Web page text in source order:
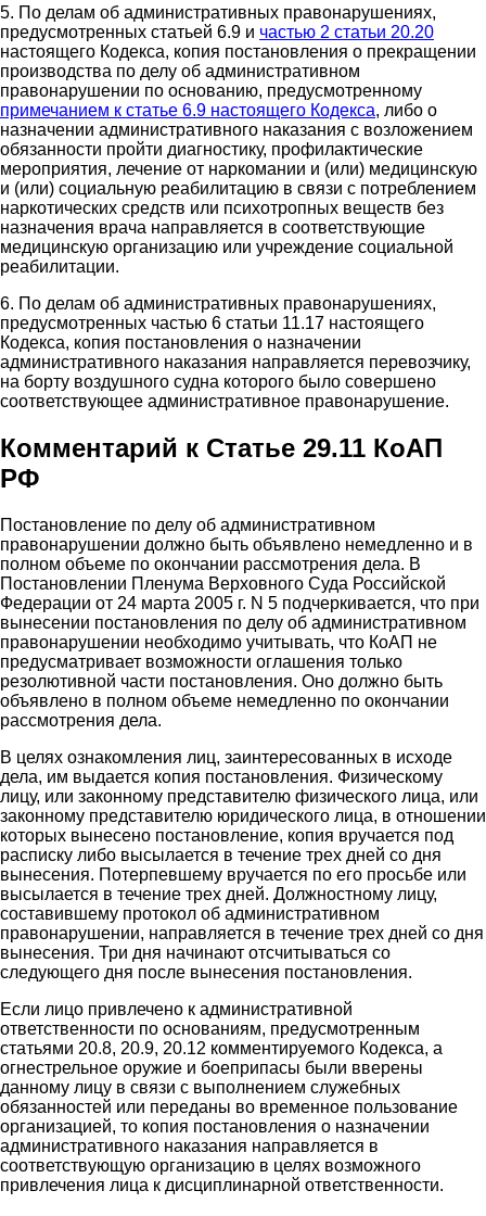
5. По делам об административных правонарушениях,
предусмотренных статьей 6.9 и частью 2 статьи 20.20
настоящего Кодекса, копия постановления о прекращении
производства по делу об административном
правонарушении по основанию, предусмотренному
примечанием к статье 6.9 настоящего Кодекса, либо о
назначении административного наказания с возложением
обязанности пройти диагностику, профилактические
мероприятия, лечение от наркомании и (или) медицинскую
и (или) социальную реабилитацию в связи с потреблением
наркотических средств или психотропных веществ без
назначения врача направляется в соответствующие
медицинскую организацию или учреждение социальной
реабилитации.
6. По делам об административных правонарушениях,
предусмотренных частью 6 статьи 11.17 настоящего
Кодекса, копия постановления о назначении
административного наказания направляется перевозчику,
на борту воздушного судна которого было совершено
соответствующее административное правонарушение.
Комментарий к Статье 29.11 КоАП
РФ
Постановление по делу об административном
правонарушении должно быть объявлено немедленно и в
полном объеме по окончании рассмотрения дела. В
Постановлении Пленума Верховного Суда Российской
Федерации от 24 марта 2005 г. N 5 подчеркивается, что при
вынесении постановления по делу об административном
правонарушении необходимо учитывать, что КоАП не
предусматривает возможности оглашения только
резолютивной части постановления. Оно должно быть
объявлено в полном объеме немедленно по окончании
рассмотрения дела.
В целях ознакомления лиц, заинтересованных в исходе
дела, им выдается копия постановления. Физическому
лицу, или законному представителю физического лица, или
законному представителю юридического лица, в отношении
которых вынесено постановление, копия вручается под
расписку либо высылается в течение трех дней со дня
вынесения. Потерпевшему вручается по его просьбе или
высылается в течение трех дней. Должностному лицу,
составившему протокол об административном
правонарушении, направляется в течение трех дней со дня
вынесения. Три дня начинают отсчитываться со
следующего дня после вынесения постановления.
Если лицо привлечено к административной
ответственности по основаниям, предусмотренным
статьями 20.8, 20.9, 20.12 комментируемого Кодекса, а
огнестрельное оружие и боеприпасы были вверены
данному лицу в связи с выполнением служебных
обязанностей или переданы во временное пользование
организацией, то копия постановления о назначении
административного наказания направляется в
соответствующую организацию в целях возможного
привлечения лица к дисциплинарной ответственности.